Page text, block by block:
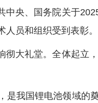
央、国务院关于2025
员和组织受到表彰。
大礼堂。全体起立，
我国锂电池领域的奠